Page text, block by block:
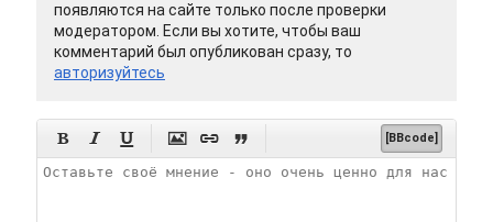
появляются на сайте только после проверки
модератором. Если вы хотите, чтобы ваш
комментарий был опубликован сразу, то
авторизуйтесь
      [BBcode]